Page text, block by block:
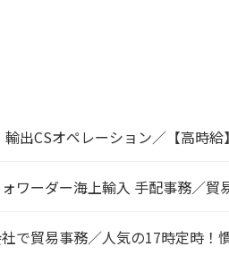
出CSオペレーション／【高時
ォワーダー海上輸入 手配事務／
で貿易事務／人気の17時定時！